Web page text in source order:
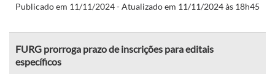
Publicado em 11/11/2024 - Atualizado em 11/11/2024 às 18h45
FURG prorroga prazo de inscrições para editais
específicos